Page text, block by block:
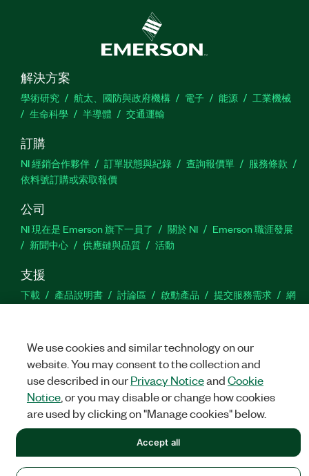
解決方案
學術研究 航太、國防與政府機構 電子 能源
工業機械
生命科學
半導體 交通運輸
訂購
NI 經銷合作夥伴 訂單狀態與紀錄 查詢報價單
服務條款
依料號訂購或索取報價
公司
NI 現在是 Emerson 旗下一員了 關於 NI
Emerson 職涯發展
新聞中心
供應鏈與品質 活動
支援
下載 產品說明書 討論區 啟動產品 提交服務需求
網
TwitterFacebook
NATIONAL INSTRUMENTS CORP. 保留所有權利。
We use cookies and similar technology on our
website. You may consent to the collection and
use described in ourPrivacy NoticeandCookie
Notice, or you may disable or change how cookies
are used by clicking on "Manage cookies" below.
Accept all